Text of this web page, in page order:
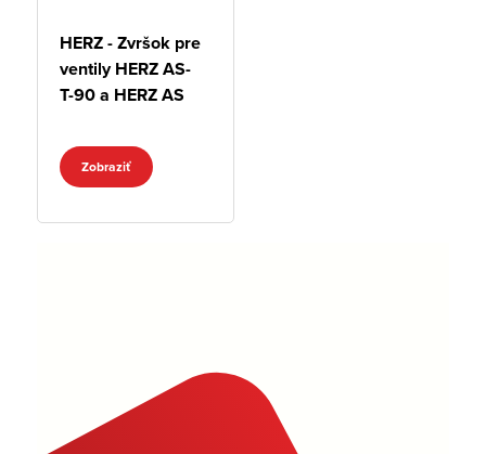
HERZ - Zvršok pre
ventily HERZ AS-
T-90 a HERZ AS
Zobraziť